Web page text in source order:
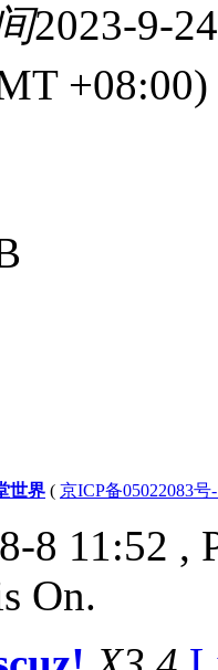
2023-9-
世界 ( 京ICP备05022083号
8 11:52 ,
On.